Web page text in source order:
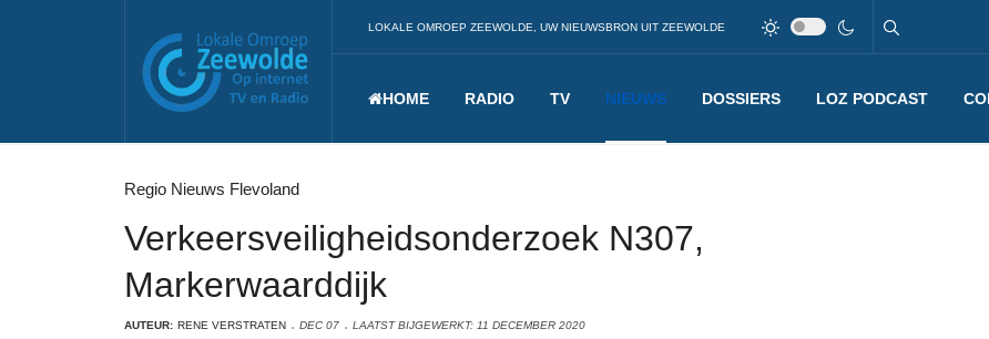
LOKALE OMROEP ZEEWOLDE, UW NIEUWSBRON UIT ZEEWOLDE
HOME RADIO TV NIEUWS DOSSIERS LOZ PODCAST
Regio Nieuws Flevoland
Verkeersveiligheidsonderzoek N307,
Markerwaarddijk
AUTEUR: RENE VERSTRATEN DEC 07 LAATST BIJGEWERKT: 11 DECEMBER 2020